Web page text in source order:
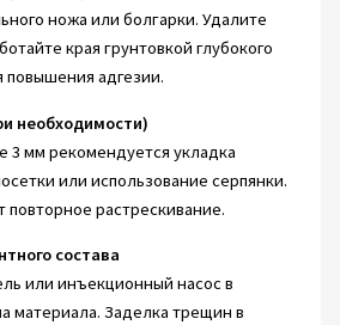
ножа или болгарки. Удалите
края грунтовкой глубокого
повышения адгезии.
необходимости)
мм рекомендуется укладка
или использование серпянки.
растрескивание.
состава
или инъекционный насос в
материала. Заделка трещин в